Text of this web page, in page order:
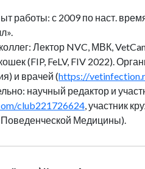
работы: с 2009 по наст.
Лектор NVC, МВК,
(FIP, FeLV, FIV 2022).
и врачей (https://
научный редактор и
club221726624, участник
Медицины).